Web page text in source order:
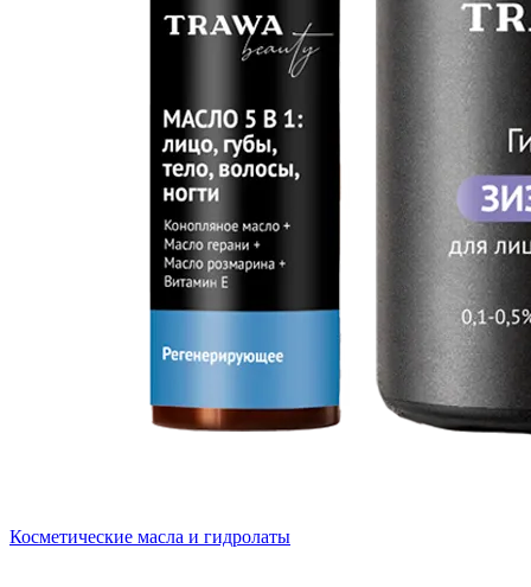
Косметические масла и гидролаты